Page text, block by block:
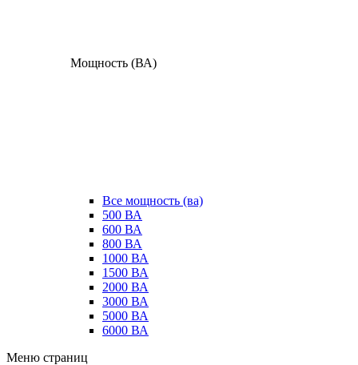
Мощность (ВА)
Все мощность (ва)
500 ВА
600 ВА
800 ВА
1000 ВА
1500 ВА
2000 ВА
3000 ВА
5000 ВА
6000 ВА
Меню страниц